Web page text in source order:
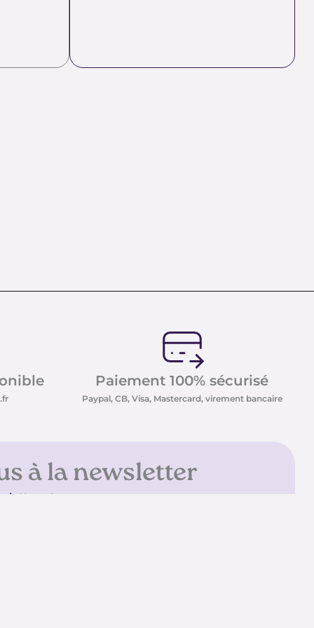
Paiement 100% sécurisé
Paypal, CB, Visa, Mastercard, virement bancaire
à la newsletter
et recevez nos